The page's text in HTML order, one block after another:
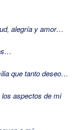
alegría y amor…
que tanto deseo…
los aspectos de mi